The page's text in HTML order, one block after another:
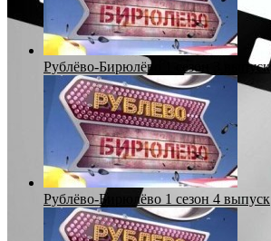
Рублёво-Бирюлёво 1 сезон 3 выпуск
Рублёво-Бирюлёво 1 сезон 4 выпуск